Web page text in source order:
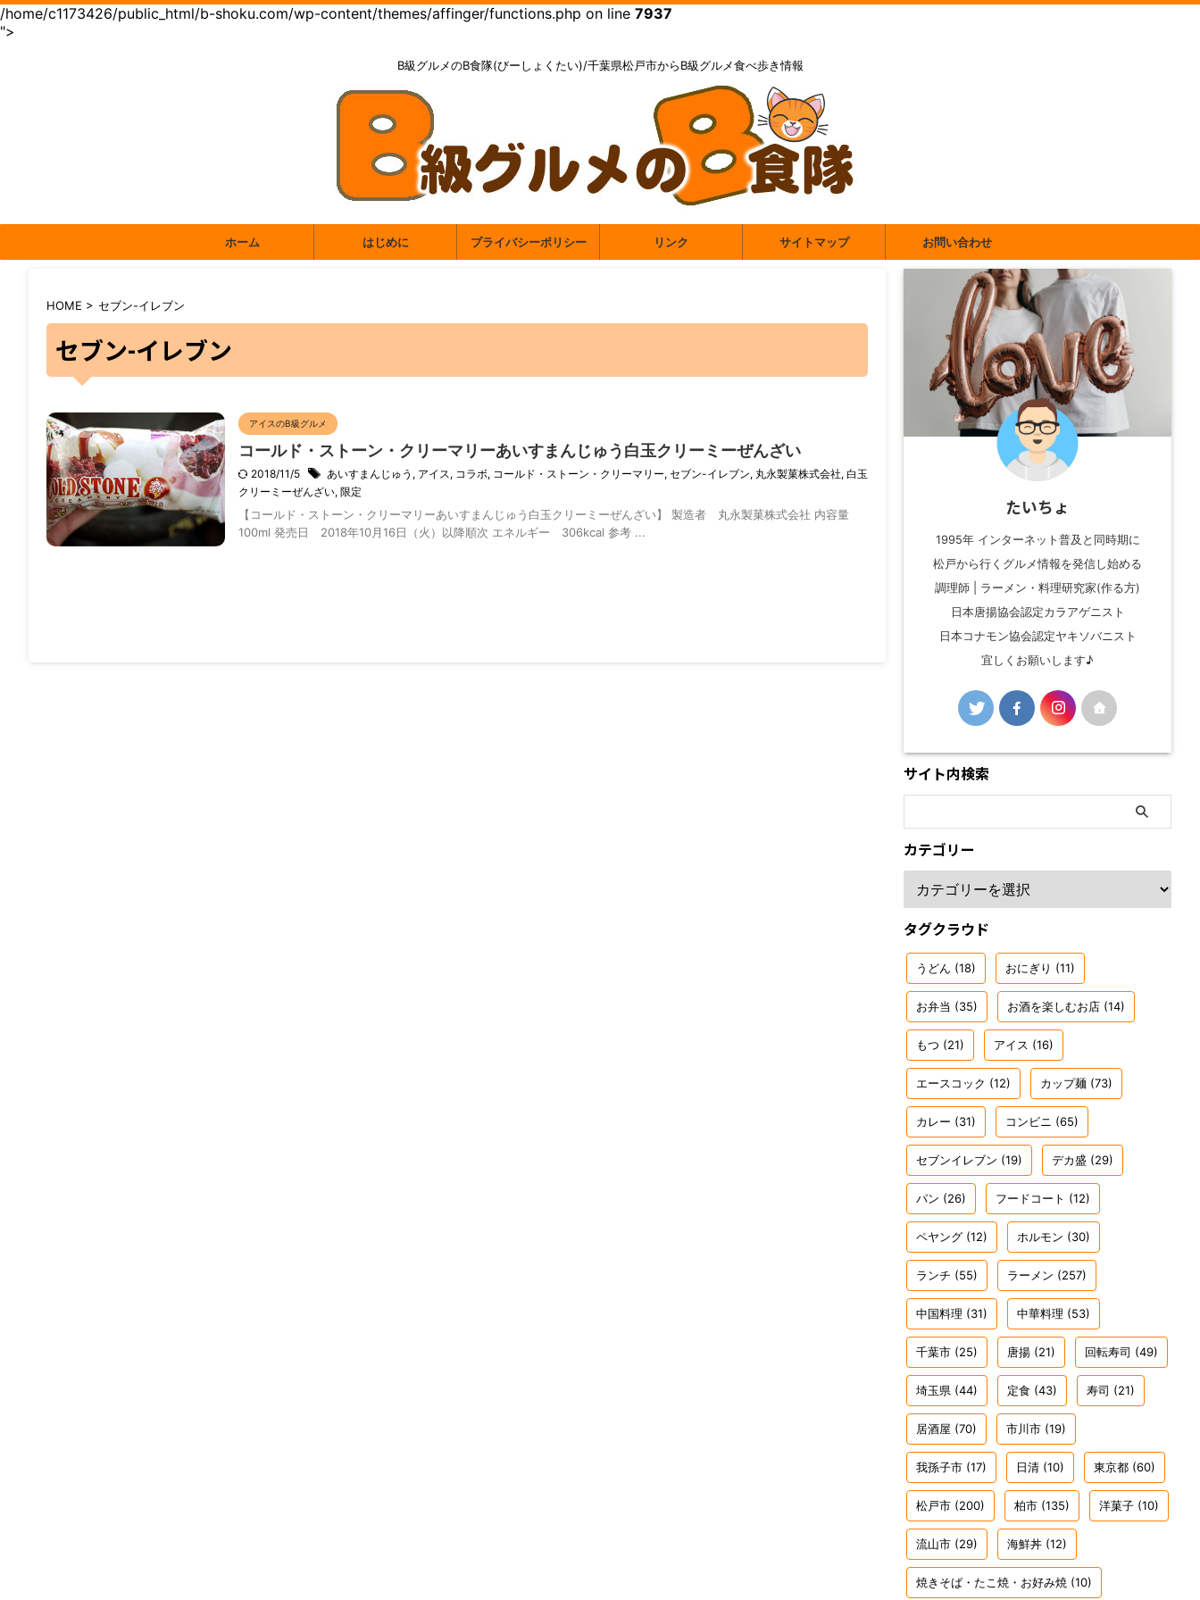
/home/c1173426/public_html/b-shoku.com/wp-content/themes/affinger/functions.php on line 7937
">
B級グルメのB食隊(びーしょくたい)/千葉県松戸市からB級グルメ食べ歩き情報
ホーム はじめに プライバシーポリシー リンク サイトマップ お問い合わせ
HOME > セブン-イレブン
セブン-イレブン
アイスのB級グルメ
コールド・ストーン・クリーマリーあいすまんじゅう白玉クリーミーぜんざい
2018/11/5 あいすまんじゅう , アイス, コラボ, コールド・ストーン・クリーマリー, セブン-イレブン, 丸永製菓株式会社, 白玉
クリーミーぜんざい, 限定
【コールド・ストーン・クリーマリーあいすまんじゅう白玉クリーミーぜんざい】 製造者 丸永製菓株式会社 内容量
100ml 発売日 2018年10月16日（火）以降順次 エネルギー 306kcal 参考 ...
たいちょ
1995年 インターネット普及と同時期に
松戸から行くグルメ情報を発信し始める
調理師 | ラーメン・料理研究家(作る方)
日本唐揚協会認定カラアゲニスト
日本コナモン協会認定ヤキソバニスト
宜しくお願いします♪
サイト内検索
カテゴリー
タグクラウド
うどん (18) おにぎり (11)
お弁当 (35) お酒を楽しむお店 (14)
もつ (21) アイス (16)
エースコック (12) カップ麺 (73)
カレー (31) コンビニ (65)
セブンイレブン (19) デカ盛 (29)
パン (26) フードコート (12)
ペヤング (12) ホルモン (30)
ランチ (55) ラーメン (257)
中国料理 (31) 中華料理 (53)
千葉市 (25) 唐揚 (21) 回転寿司 (49)
埼玉県 (44) 定食 (43) 寿司 (21)
居酒屋 (70) 市川市 (19)
我孫子市 (17) 日清 (10) 東京都 (60)
松戸市 (200) 柏市 (135) 洋菓子 (10)
流山市 (29) 海鮮丼 (12)
焼きそば・たこ焼・お好み焼 (10)